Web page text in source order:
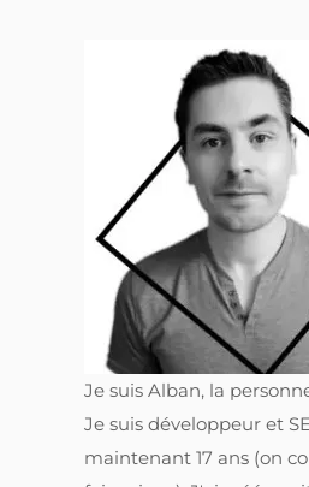
Je suis Alban, la
Je suis développeur et
maintenant 17 ans (on